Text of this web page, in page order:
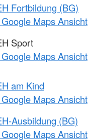
Fortbildung (BG)
Maps Ansicht
Sport
Maps Ansicht
am Kind
Maps Ansicht
Ausbildung (BG)
Maps Ansicht